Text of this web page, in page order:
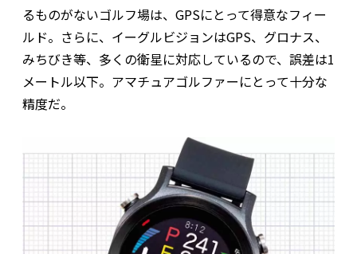
るものがないゴルフ場は、GPSにとって得意なフィー
ルド。さらに、イーグルビジョンはGPS、グロナス、
みちびき等、多くの衛星に対応しているので、誤差は1
メートル以下。アマチュアゴルファーにとって十分な
精度だ。